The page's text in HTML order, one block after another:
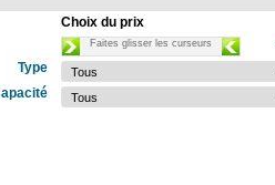
Choix du prix
Faites glisser les curseurs
Type